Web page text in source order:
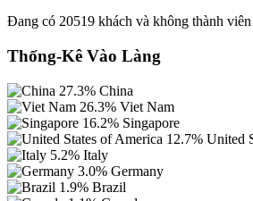
Đang có 20519 khách và không thành
Thống-Kê Vào Làng
27.3% China
26.3% Viet Nam
16.2% Singapore
12.7% United
5.2% Italy
3.0% Germany
1.9% Brazil